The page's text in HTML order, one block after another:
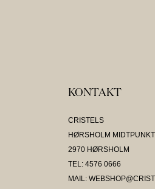
KONTAKT
CRISTELS
HØRSHOLM
2970 HØRSHOLM
TEL: 4576 0666
MAIL: